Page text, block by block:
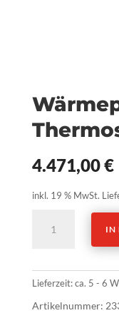
4.471,00€
inkl. 19 % MwSt.
Wärmepumpe
Inverter
Menge
IN
Lieferzeit: ca. 5 - 6
Artikelnummer: